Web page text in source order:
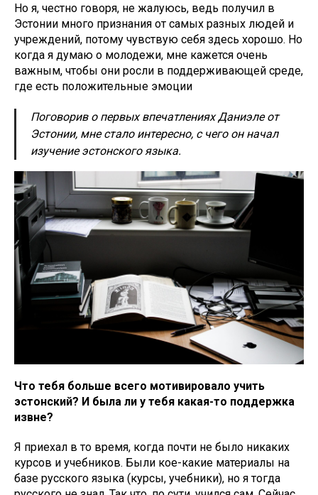
Но я, честно говоря, не жалуюсь, ведь получил в
Эстонии много признания от самых разных людей и
учреждений, потому чувствую себя здесь хорошо. Но
когда я думаю о молодежи, мне кажется очень
важным, чтобы они росли в поддерживающей среде,
где есть положительные эмоции
Поговорив о первых впечатлениях Даниэле от
Эстонии, мне стало интересно, с чего он начал
изучение эстонского языка.
Что тебя больше всего мотивировало учить
эстонский? И была ли у тебя какая-то поддержка
извне?
Я приехал в то время, когда почти не было никаких
курсов и учебников. Были кое-какие материалы на
базе русского языка (курсы, учебники), но я тогда